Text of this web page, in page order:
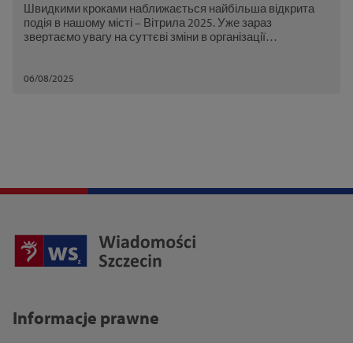
міського транспорту
Швидкими кроками наближається найбільша відкрита
подія в нашому місті – Вітрила 2025. Уже зараз
звертаємо увагу на суттєві зміни в організації
06/08/2025
Informacje prawne